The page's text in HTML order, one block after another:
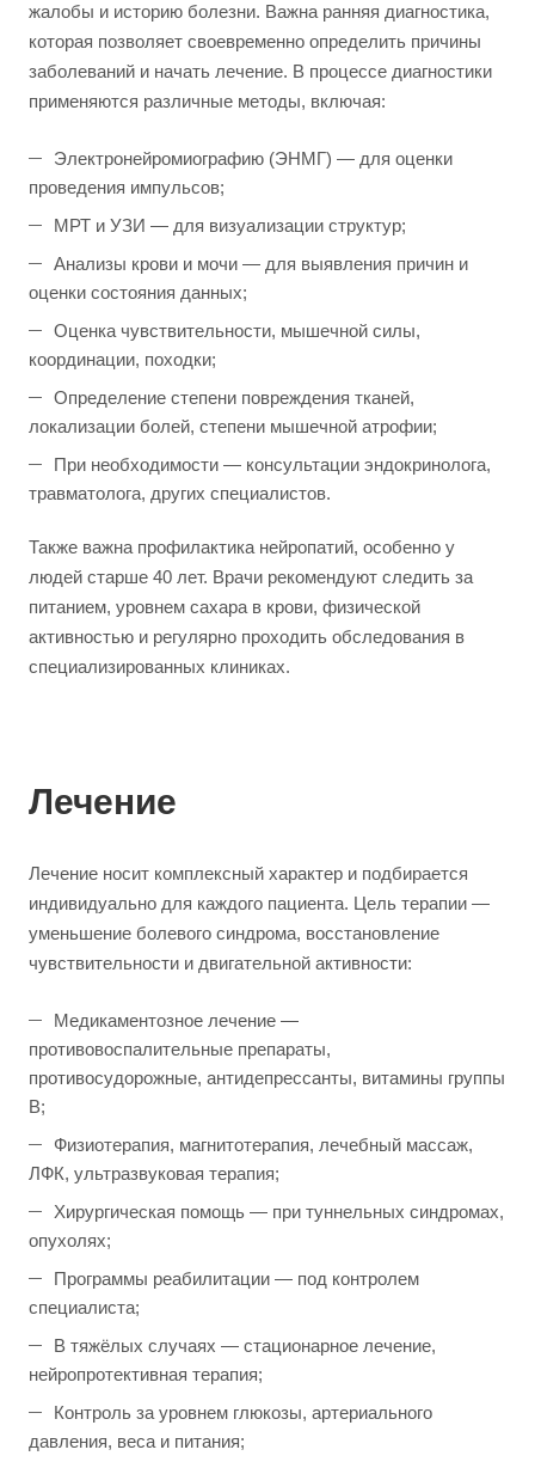
жалобы и историю болезни. Важна ранняя диагностика,
которая позволяет своевременно определить причины
заболеваний и начать лечение. В процессе диагностики
применяются различные методы, включая:
Электронейромиографию (ЭНМГ) — для оценки
проведения импульсов;
МРТ и УЗИ — для визуализации структур;
Анализы крови и мочи — для выявления причин и
оценки состояния данных;
Оценка чувствительности, мышечной силы,
координации, походки;
Определение степени повреждения тканей,
локализации болей, степени мышечной атрофии;
При необходимости — консультации эндокринолога,
травматолога, других специалистов.
Также важна профилактика нейропатий, особенно у
людей старше 40 лет. Врачи рекомендуют следить за
питанием, уровнем сахара в крови, физической
активностью и регулярно проходить обследования в
специализированных клиниках.
Лечение
Лечение носит комплексный характер и подбирается
индивидуально для каждого пациента. Цель терапии —
уменьшение болевого синдрома, восстановление
чувствительности и двигательной активности:
Медикаментозное лечение —
противовоспалительные препараты,
противосудорожные, антидепрессанты, витамины группы
B;
Физиотерапия, магнитотерапия, лечебный массаж,
ЛФК, ультразвуковая терапия;
Хирургическая помощь — при туннельных синдромах,
опухолях;
Программы реабилитации — под контролем
специалиста;
В тяжёлых случаях — стационарное лечение,
нейропротективная терапия;
Контроль за уровнем глюкозы, артериального
давления, веса и питания;